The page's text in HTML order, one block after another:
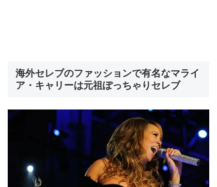
海外セレブのファッションで有名なマライ
ア・キャリーは元祖ぽっちゃりセレブ